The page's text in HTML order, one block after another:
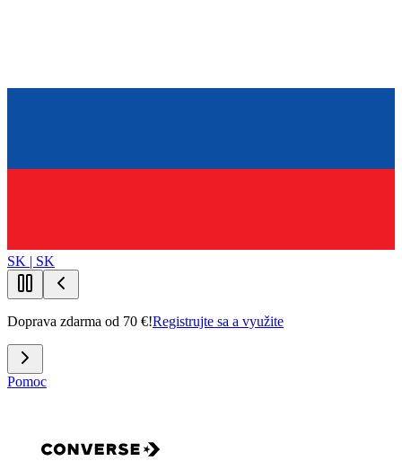
SK | SK
Doprava zdarma od 70 €!Registrujte sa a využite
Pomoc